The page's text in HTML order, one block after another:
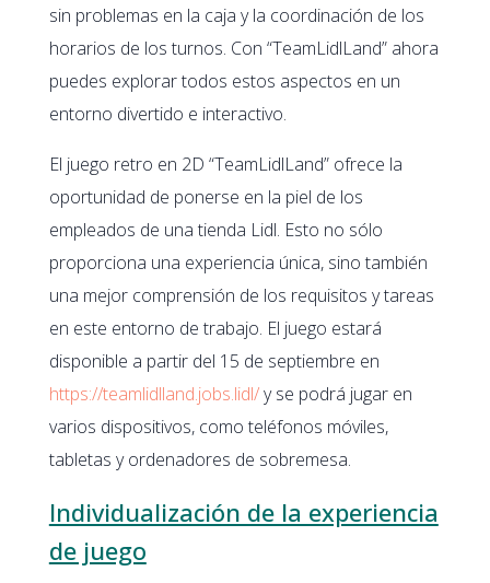
sin problemas en la caja y la coordinación de los
horarios de los turnos. Con “TeamLidlLand” ahora
puedes explorar todos estos aspectos en un
entorno divertido e interactivo.
El juego retro en 2D “TeamLidlLand” ofrece la
oportunidad de ponerse en la piel de los
empleados de una tienda Lidl. Esto no sólo
proporciona una experiencia única, sino también
una mejor comprensión de los requisitos y tareas
en este entorno de trabajo. El juego estará
disponible a partir del 15 de septiembre en
https://teamlidlland.jobs.lidl/y se podrá jugar en
varios dispositivos, como teléfonos móviles,
tabletas y ordenadores de sobremesa.
Individualización de la experiencia
de juego